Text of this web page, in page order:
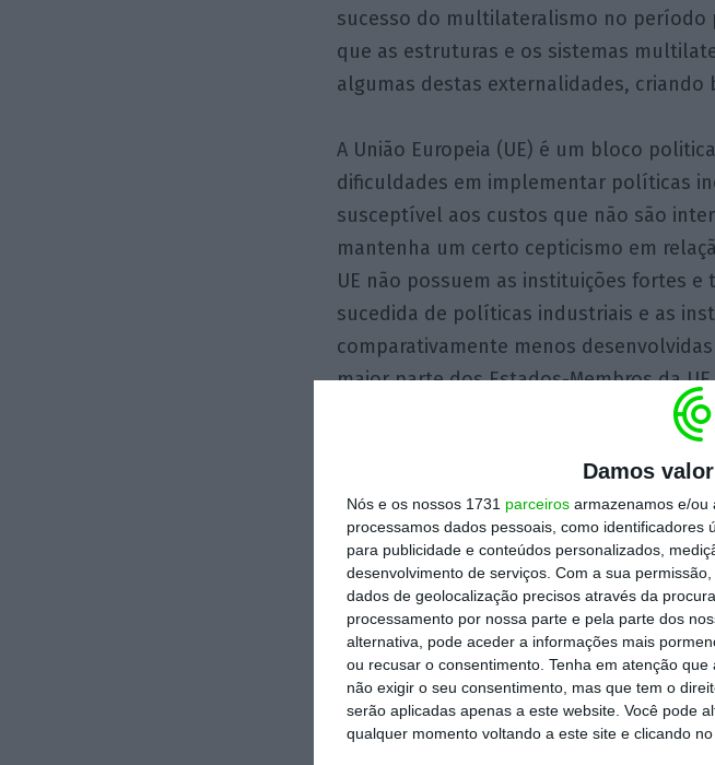
Damos
Nós e os nossos 1731 parceiros armazenamos e/ou
processamos dados pessoais, como
para publicidade e conteúdos personalizados,
desenvolvimento de serviços. Com a sua
dados de geolocalização precisos através da
processamento por nossa parte e pela parte dos
alternativa, pode aceder a informações mais
ou recusar o consentimento. Tenha em atenção
não exigir o seu consentimento, mas que tem o
serão aplicadas apenas a este website. Você pode
qualquer momento voltando a este site e clicando
sucesso do multilateralismo no período
que as estruturas e os sistemas
algumas destas externalidades,
A União Europeia (UE) é um bloco
dificuldades em implementar políticas
susceptível aos custos que não são
mantenha um certo cepticismo em
UE não possuem as instituições fortes
sucedida de políticas industriais e as
comparativamente menos
maior parte dos Estados-Membros da
baseado em regras a um sistema onde
multilaterais para perseguir os seus
A UE não tem controlo sobre a
melhorar as nossas instituições e
a utilização dos fundos europeus
europeias para reduzir favoritismos
coordenação entre as políticas
comunitárias podiam também ser
dívida e gastos públicos. Finalmente,